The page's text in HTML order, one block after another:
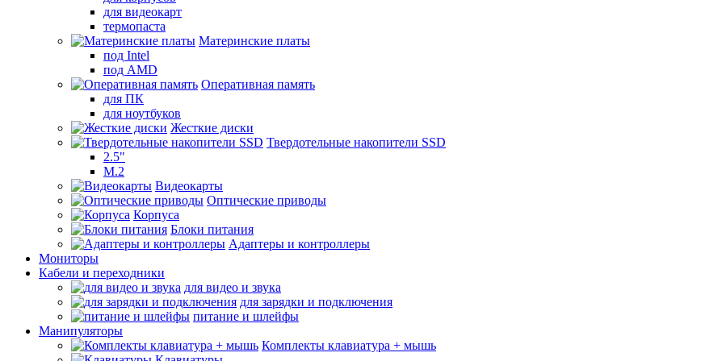
для видеокарт
термопаста
Материнские платы
под Intel
под AMD
Оперативная память
для ПК
для ноутбуков
Жесткие диски
Твердотельные накопители SSD
2.5"
M.2
Видеокарты
Оптические приводы
Корпуса
Блоки питания
Адаптеры и контроллеры
Мониторы
Кабели и переходники
для видео и звука
для зарядки и подключения
питание и шлейфы
Манипуляторы
Комплекты клавиатура + мышь